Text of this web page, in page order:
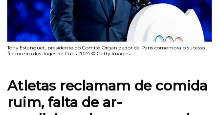
Tony Estanguet, presidente do Comitê Organizador de Paris comemora o sucesso
financeiro dos Jogos de Paris 2024 © Getty Images
Atletas reclamam de comida
ruim, falta de ar-